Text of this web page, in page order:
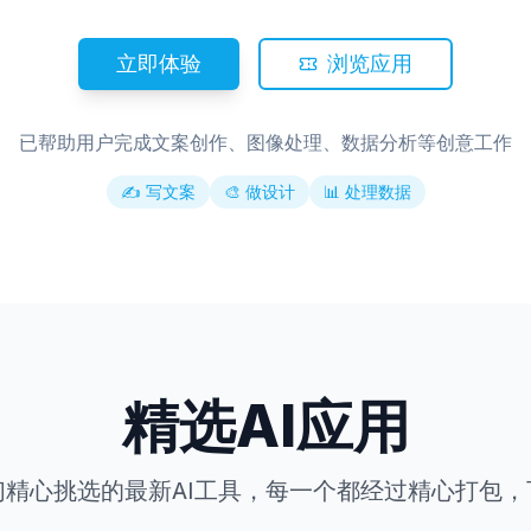
立即体验 浏览应用
已帮助用户完成文案创作、图像处理、数据分析等创意工作
✍️ 写文案 🎨 做设计 📊 处理数据
精选AI应用
心挑选的最新AI工具，每一个都经过精心打包